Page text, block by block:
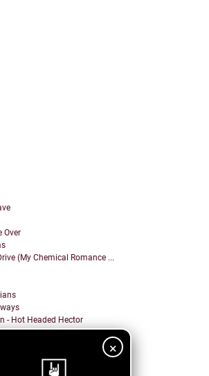
×
Over
(My Chemical Romance ...
- Hot Headed Hector
Aurelius